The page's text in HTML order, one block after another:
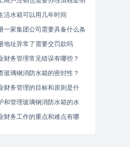
活水箱可以用几年时间
一家集团公司需要具备什么条
地址异常了需要交罚款吗
财务管理常见错误有哪些？
玻璃钢消防水箱的密封性？
财务管理的目标和原则是什
和管理玻璃钢消防水箱的水
财务工作的重点和难点有哪